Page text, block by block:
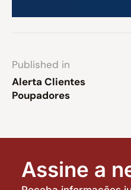
Published in
Alerta Clientes
Poupadores
Assine a